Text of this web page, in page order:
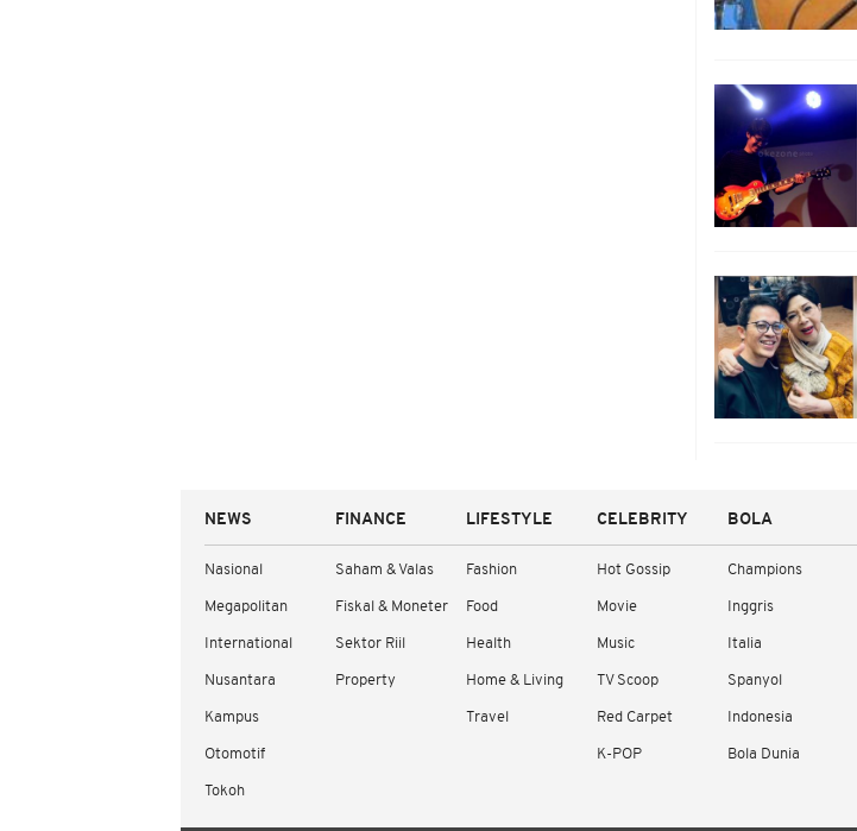
NEWS
Nasional
Megapolitan
International
Nusantara
Kampus
Otomotif
Tokoh
FINANCE
Saham & Valas
Fiskal & Moneter
Sektor Riil
Property
LIFESTYLE
Fashion
Food
Health
Home & Living
Travel
CELEBRITY
Hot Gossip
Movie
Music
TV Scoop
Red Carpet
K-POP
BOLA
Champions
Inggris
Italia
Spanyol
Indonesia
Bola Dunia